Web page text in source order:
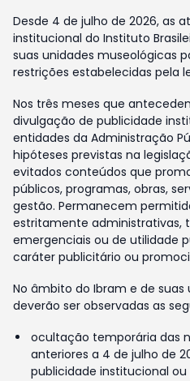
Desde 4 de julho de 2026, as
institucional do Instituto
suas unidades museológicas
restrições estabelecidas pela
Nos três meses que
divulgação de publicidade
entidades da Administração
hipóteses previstas na
evitados conteúdos que
públicos, programas, obras,
gestão. Permanecem
estritamente administrativas,
emergenciais ou de utilidade
caráter publicitário ou
No âmbito do Ibram e de
deverão ser observadas as
ocultação temporária das
anteriores a 4 de julho de
publicidade institucional